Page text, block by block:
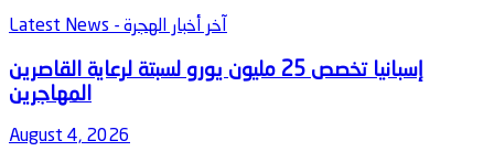
Latest News - آخر أخبار الهجرة
‫إسبانيا تخصص 25 مليون يورو لسبتة لرعاية القاصرين
August 4, 2026